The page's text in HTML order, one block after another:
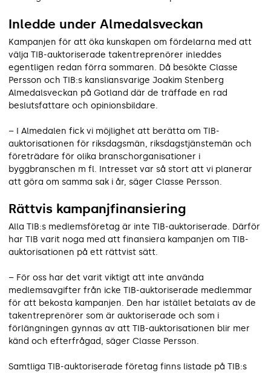
Inledde under Almedalsveckan
Kampanjen för att öka kunskapen om fördelarna med att
välja TIB-auktoriserade takentreprenörer inleddes
egentligen redan förra sommaren. Då besökte Classe
Persson och TIB:s kansliansvarige Joakim Stenberg
Almedalsveckan på Gotland där de träffade en rad
beslutsfattare och opin­ionsbildare.
– I Almedalen fick vi möjlighet att berätta om TIB-
auktorisationen för riksdagsmän, riksdagstjänstemän och
företrädare för olika branschorganisationer i
byggbranschen m fl. Intresset var så stort att vi planerar
att göra om samma sak i år, säger Classe Persson.
Rättvis kampanjfinansiering
Alla TIB:s medlemsföretag är inte TIB-auktoriserade. Därför
har TIB varit noga med att finansiera kampanjen om TIB-
auktorisationen på ett rättvist sätt.
– För oss har det varit viktigt att inte använda
medlemsavgifter från icke TIB-auktoriserade medlemmar
för att bekosta kampanjen. Den har istället betalats av de
takentreprenörer som är auktoriserade och som i
förlängningen gynnas av att TIB-auktorisationen blir mer
känd och efterfrågad, säger Classe Persson.
Samtliga TIB-auktoriserade företag finns listade på TIB:s